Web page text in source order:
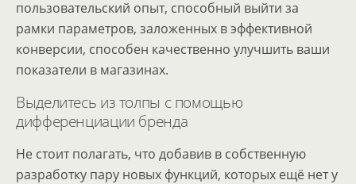
пользовательский опыт, способный выйти за
рамки параметров, заложенных в эффективной
конверсии, способен качественно улучшить ваши
показатели в магазинах.
Выделитесь из толпы с помощью
дифференциации бренда
Не стоит полагать, что добавив в собственную
разработку пару новых функций, которых ещё нет у